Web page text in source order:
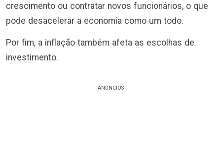
crescimento ou contratar novos funcionários, o que
pode desacelerar a economia como um todo.
Por fim, a inflação também afeta as escolhas de
investimento.
ANÚNCIOS